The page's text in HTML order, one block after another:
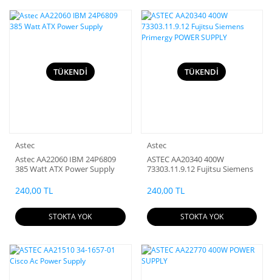
TÜKENDİ
Astec
Astec AA22060 IBM 24P6809
385 Watt ATX Power Supply
240,00 TL
STOKTA YOK
TÜKENDİ
Astec
ASTEC AA20340 400W
73303.11.9.12 Fujitsu Siemens
240,00 TL
STOKTA YOK